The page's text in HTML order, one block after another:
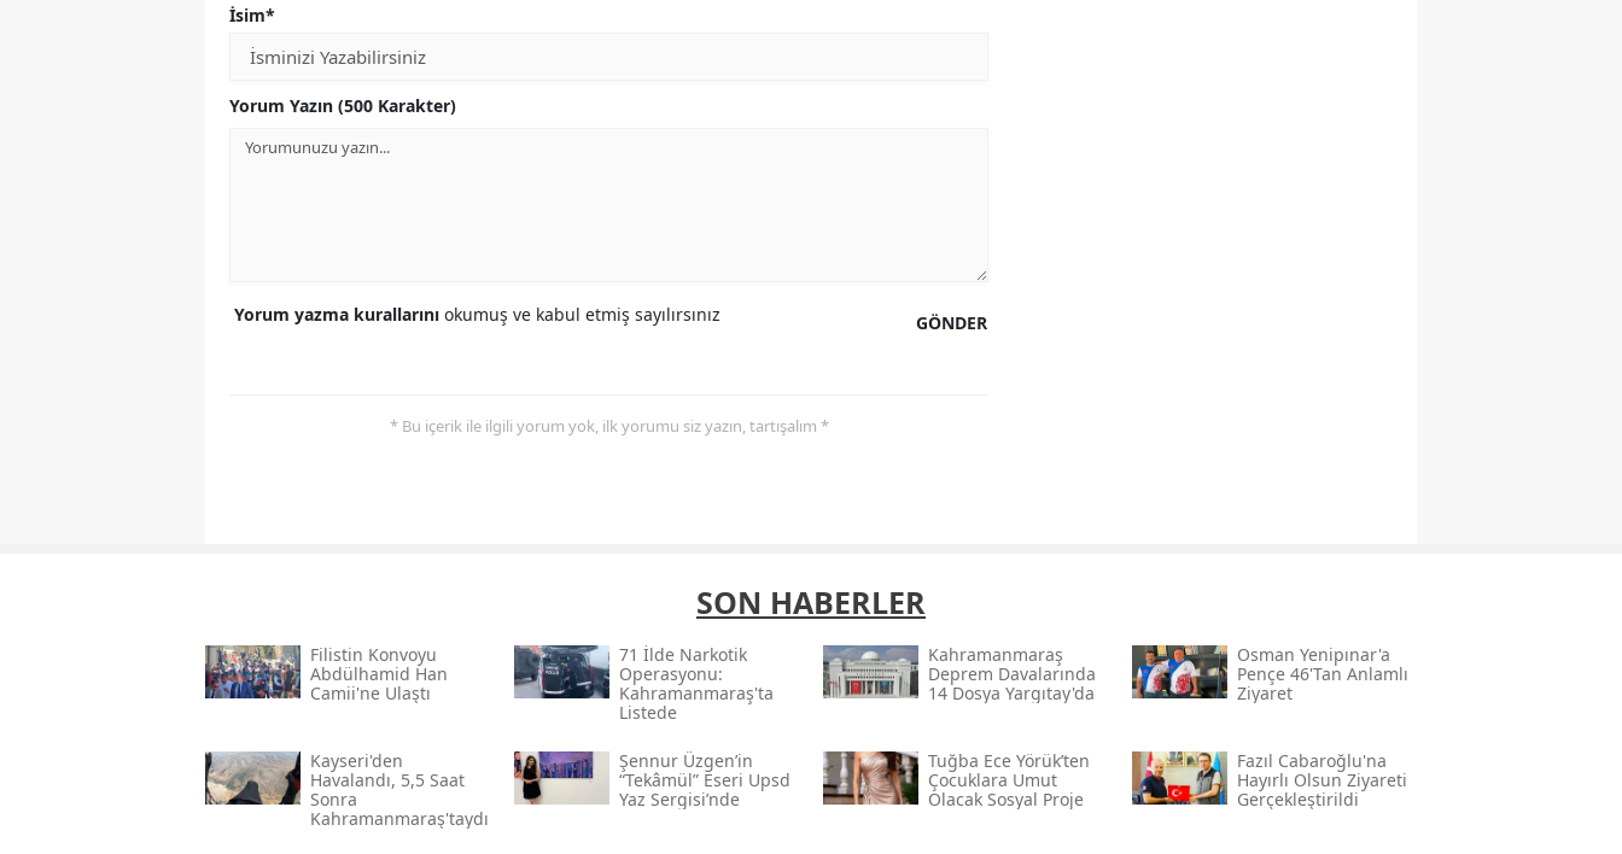
İsim*
Yorum Yazın (500 Karakter)
GÖNDER
Yorum yazma kurallarını okumuş ve kabul etmiş sayılırsınız
* Bu içerik ile ilgili yorum yok, ilk yorumu siz yazın, tartışalım *
SON HABERLER
Filistin Konvoyu
Abdülhamid Han
Camii'ne Ulaştı
71 İlde Narkotik
Operasyonu:
Kahramanmaraş'ta
Listede
Kahramanmaraş
Deprem Davalarında
14 Dosya Yargıtay'da
Osman Yenipınar'a
Pençe 46'tan Anlamlı
Ziyaret
Kayseri'den
Havalandı, 5,5 Saat
Sonra
Kahramanmaraş'taydı
Şennur Üzgen’in
“tekâmül” Eseri Upsd
Yaz Sergisi’nde
Tuğba Ece Yörük’ten
Çocuklara Umut
Olacak Sosyal Proje
Fazıl Cabaroğlu'na
Hayırlı Olsun Ziyareti
Gerçekleştirildi